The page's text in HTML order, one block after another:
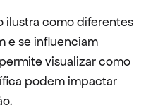
ilustra como diferentes
e se influenciam
visualizar como
podem impactar